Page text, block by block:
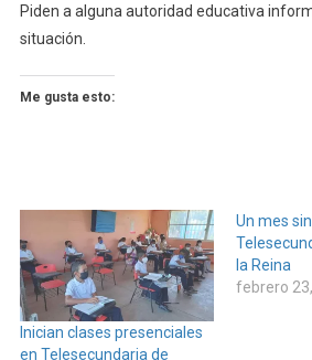
Piden a alguna autoridad educativa
situación.
Me gusta esto:
Inician clases presenciales
en Telesecundaria de
Un mes
la Reina
febrero